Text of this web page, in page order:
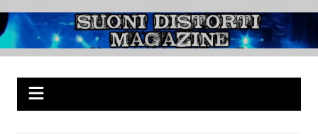
al
contenuto
Suoni Distorti
Magazine
Musica Rock, Metal, Punk e varie sonorità alternative